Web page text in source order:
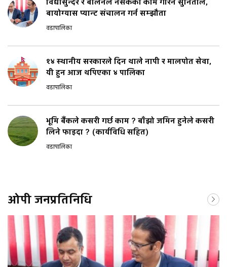
विद्यासुन्दर र बालेनले नसकेको काम गरिन सुनिताले,
बायोग्यास प्यान्ट संचालन गर्न सम्झौता
वडापालिका
१४ स्थानीय सरकारले दिन थाले नापी र मालपोत सेवा,
यी हुन आज थपिएका ४ पालिका
वडापालिका
भूमि बैंकले कसरी गर्छ काम ? बाँझो जमिन हुनेले कसरी
लिने फाइदा ? (कार्यविधि सहित)
वडापालिका
ओपी जनप्रतिनिधि